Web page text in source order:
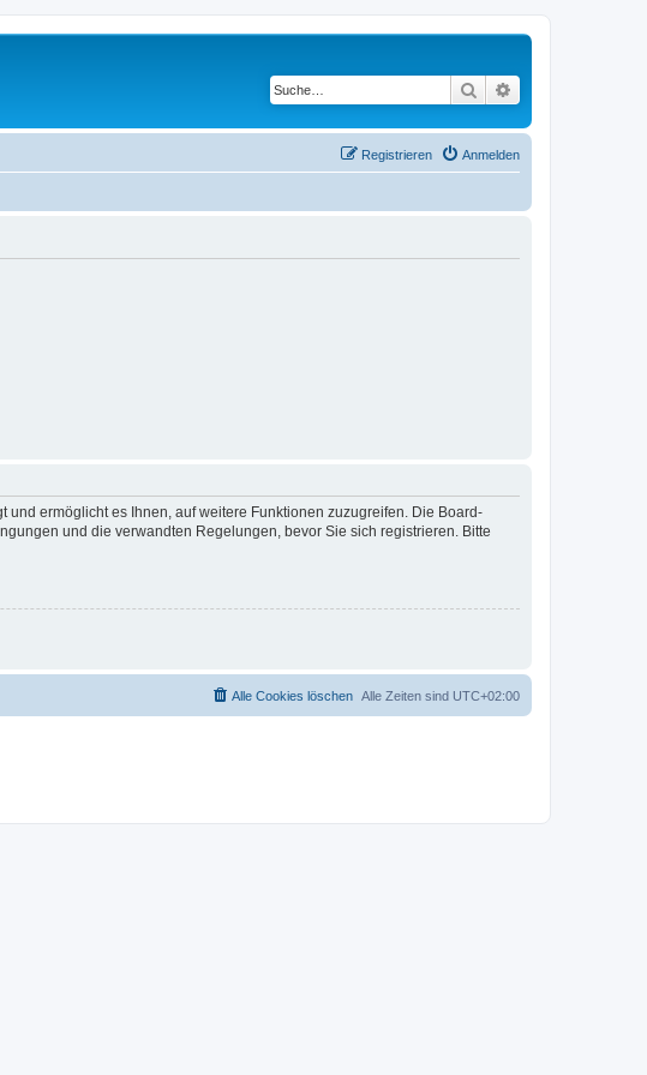
Suche
Anmelden
Registrieren
ermöglicht es Ihnen, auf weitere Funktionen zuzugreifen. Die Board-
und die verwandten Regelungen, bevor Sie sich registrieren. Bitte
Alle Zeiten sind UTC+02:00
Alle Cookies löschen